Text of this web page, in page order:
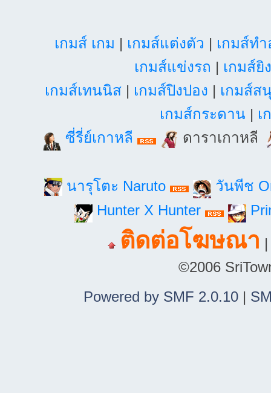
เกมส์ เกม | เกมส์แต่งตัว | เกมส์ท
เกมส์แข่งรถ | เกมส์ยิ
เกมส์เทนนิส| เกมส์ปิงปอง | เกมส์ส
เกมส์กระดาน | เ
ซี่รี่ย์เกาหลี
ดาราเกาหลี
นารุโตะ Naruto
วันพีช
Hunter X Hunter
ติดต่อโฆษณา
©2006
Powered by SMF 2.0.10|